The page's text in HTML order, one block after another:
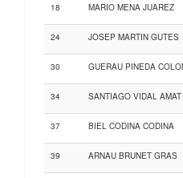
18 MARIO MENA JUAREZ
24 JOSEP MARTIN GUTES
30 GUERAU PINEDA
34 SANTIAGO VIDAL AMAT
37 BIEL CODINA CODINA
39 ARNAU BRUNET GRAS